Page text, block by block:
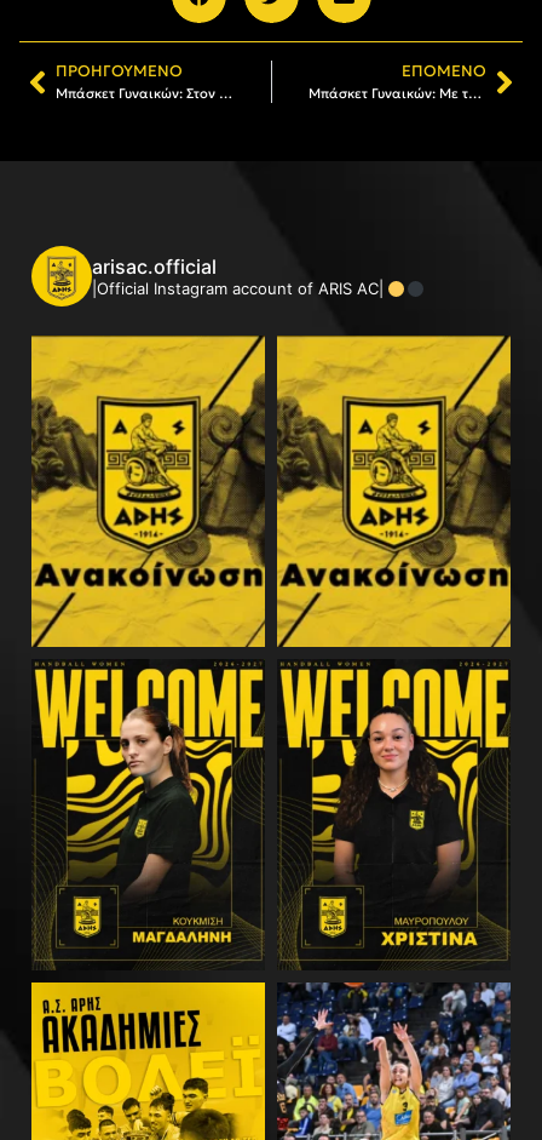
ΠΡΟΗΓΟΎΜΕΝΟ
Μπάσκετ Γυναικών: Στον ΑΡΗ η Έλενα Σαΐας
ΕΠΌΜΕΝΟ
Μπάσκετ Γυναικών: Με το… δεξί στο Πρωτάθλημα, νίκη επί της Πυλαίας
arisac.official
|Official Instagram account of ARIS AC|